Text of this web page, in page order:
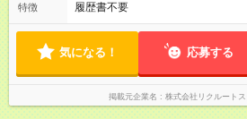
特徴 履歴書不要
気になる！ 応募する
掲載元企業名 株式会社リクルート